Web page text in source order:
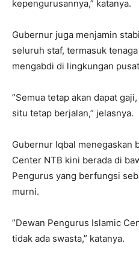
kepengurusannya,” katanya.
​Gubernur juga menjamin
seluruh staf, termasuk
mengabdi di lingkungan
​”Semua tetap akan dapat
situ tetap berjalan,” jelasnya.
​Gubernur Iqbal menegaskan
Center NTB kini berada di
Pengurus yang berfungsi
murni.
​”Dewan Pengurus Islamic
tidak ada swasta,” katanya.